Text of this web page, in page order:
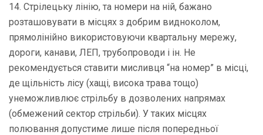
14. Стрілецьку лінію, та номери на ній, бажано
розташовувати в місцях з добрим видноколом,
прямолінійно використовуючи квартальну мережу,
дороги, канави, ЛЕП, трубопроводи і ін. Не
рекомендується ставити мисливця “на номер” в місці,
де щільність лісу (хащі, висока трава тощо)
унеможливлює стрільбу в дозволених напрямах
(обмежений сектор стрільби). У таких місцях
полювання допустиме лише після попередньої